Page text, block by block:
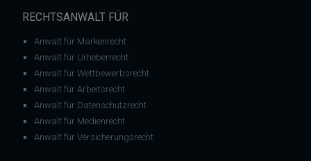
RECHTSANWALT FÜR
Anwalt für Markenrecht
Anwalt für Urheberrecht
Anwalt für Wettbewerbsrecht
Anwalt für Arbeitsrecht
Anwalt für Datenschutzrecht
Anwalt für Medienrecht
Anwalt für Versicherungsrecht